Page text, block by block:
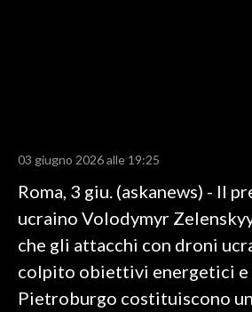
RISULTATI E CLASSIFICHE
CALCIO
CALCIO REGIONALE
BASKET
VOLLEY
MOTORI
03 giugno 2026 alle 19:25
Roma, 3 giu. (askanews) - Il
ucraino Volodymyr
che gli attacchi con droni
colpito obiettivi energetici e
Pietroburgo costituiscono